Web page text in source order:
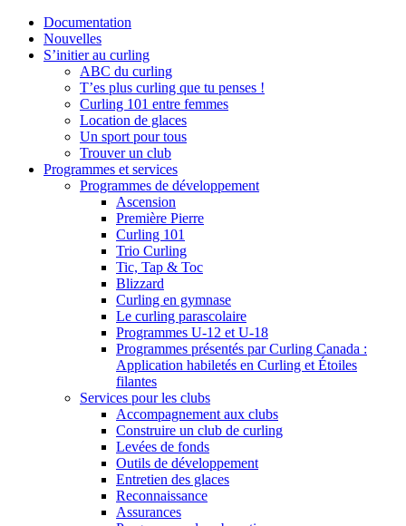
Documentation
Nouvelles
S’initier au curling
ABC du curling
T’es plus curling que tu penses !
Curling 101 entre femmes
Location de glaces
Un sport pour tous
Trouver un club
Programmes et services
Programmes de développement
Ascension
Première Pierre
Curling 101
Trio Curling
Tic, Tap & Toc
Blizzard
Curling en gymnase
Le curling parascolaire
Programmes U-12 et U-18
Programmes présentés par Curling Canada :
Application habiletés en Curling et Étoiles
filantes
Services pour les clubs
Accompagnement aux clubs
Construire un club de curling
Levées de fonds
Outils de développement
Entretien des glaces
Reconnaissance
Assurances